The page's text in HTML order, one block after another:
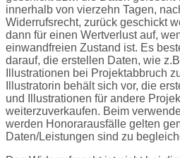
innerhalb von vierzehn Tagen,
Widerrufsrecht, zurück geschickt
dann für einen Wertverlust auf,
einwandfreien Zustand ist. Es
darauf, die erstellen Daten, wie
Illustrationen bei Projektabbruch
Illustratorin behält sich vor, die
und Illustrationen für andere
weiterzuverkaufen. Beim
werden Honorarausfälle gelten
Daten/Leistungen sind zu